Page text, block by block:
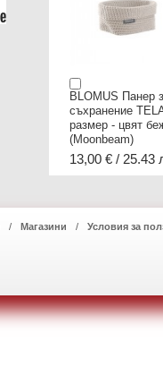
BLOMUS Панер
съхранение
размер - цвят
(Moonbeam)
13,00 € / 25.43
Магазини Условия за